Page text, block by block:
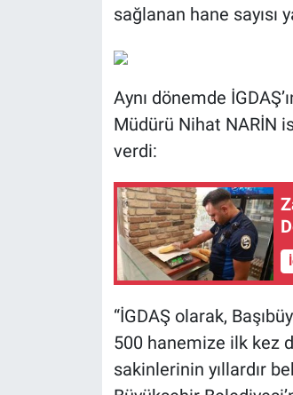
sağlanan hane sayısı
Aynı dönemde
Müdürü Nihat NARİN
verdi:
“İGDAŞ olarak,
500 hanemize ilk kez
sakinlerinin yıllardır